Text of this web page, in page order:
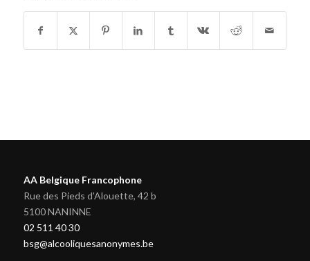
AA Belgique Francophone
Rue des Pieds d'Alouette, 42 b
5100 NANINNE
02 511 40 30
bsg@alcooliquesanonymes.be